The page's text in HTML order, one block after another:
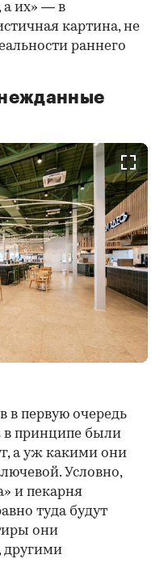
а их» — в
картина, не
раннего
в первую очередь
в принципе были
а уж какими они
Условно,
и пекарня
туда будут
они
другими